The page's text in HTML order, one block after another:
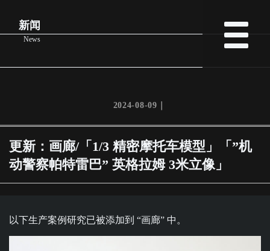
新闻
News
2024-08-09｜
更新：画廊/「1/3 精密摩托车模型」「”机
动警察帕特雷巴” 英格拉姆 3米立像」
以下生产案例研究已被添加到 “画廊” 中。